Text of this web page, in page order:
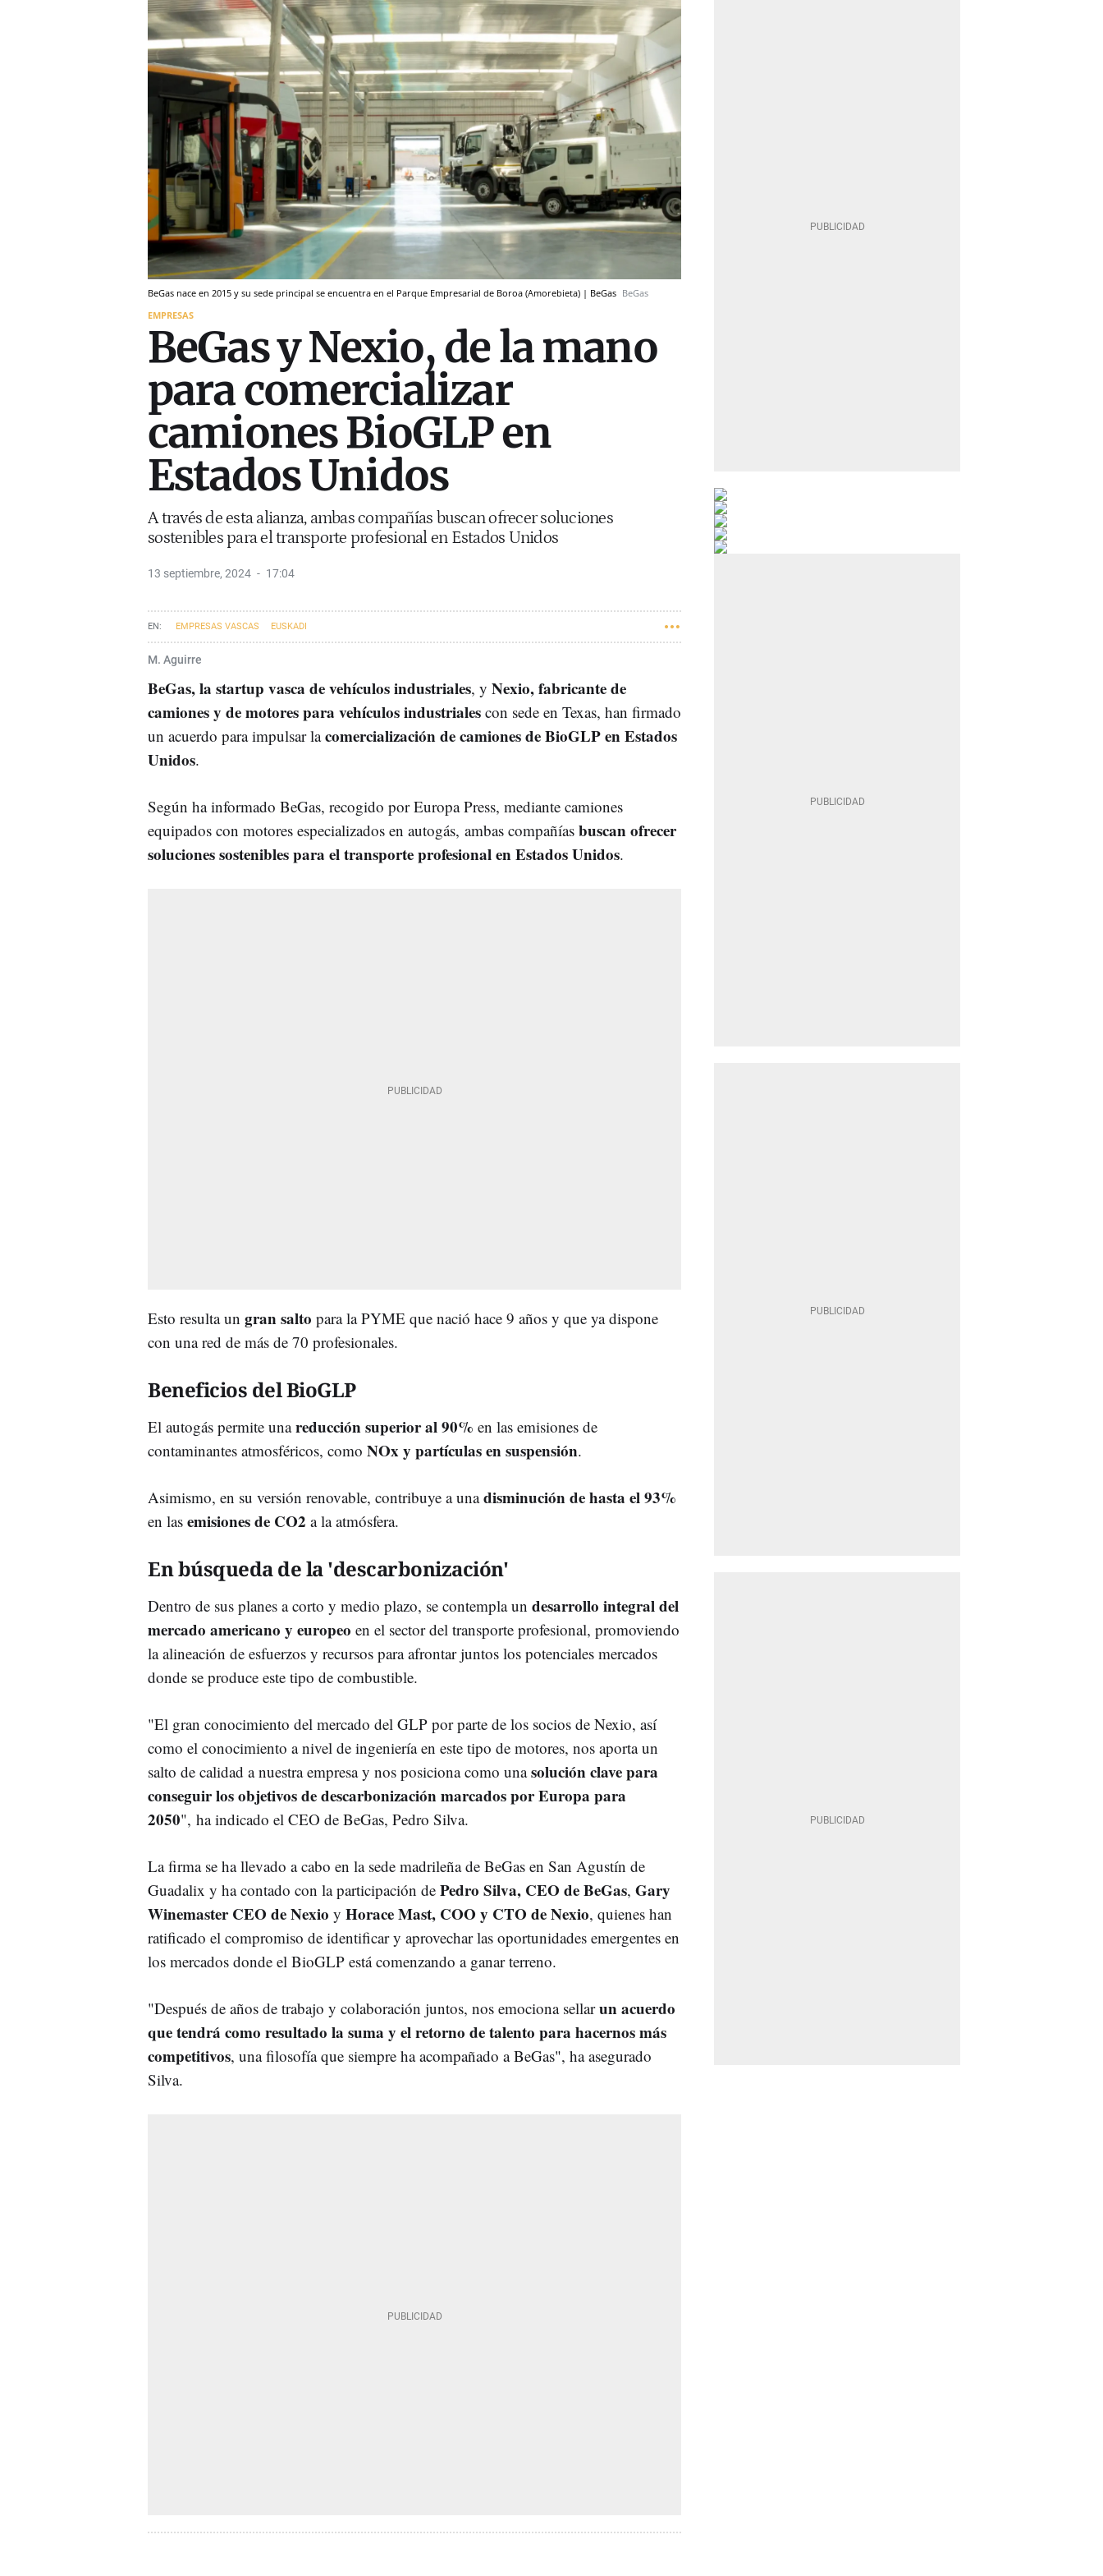
BeGas nace en 2015 y su sede principal se encuentra en el Parque Empresarial de Boroa (Amorebieta) | BeGas BeGas
EMPRESAS
BeGas y Nexio, de la mano
para comercializar
camiones BioGLP en
Estados Unidos
A través de esta alianza, ambas compañías buscan ofrecer soluciones
sostenibles para el transporte profesional en Estados Unidos
13 septiembre, 2024 17:04
EMPRESAS VASCAS EUSKADI
M. Aguirre
BeGas, la startup vasca de vehículos industriales, y Nexio, fabricante de
camiones y de motores para vehículos industriales con sede en Texas, han firmado
un acuerdo para impulsar lacomercialización de camiones de BioGLP en Estados
Unidos.
Según ha informado BeGas, recogido por Europa Press, mediante camiones
equipados con motores especializados en autogás, ambas compañías buscan ofrecer
soluciones sostenibles para el transporte profesional en Estados Unidos.
Esto resulta un gran salto para la PYME que nació hace 9 años y que ya dispone
con una red de más de 70 profesionales.
Beneficios del BioGLP
El autogás permite unareducción superior al 90% en las emisiones de
contaminantes atmosféricos, como NOx y partículas en suspensión.
Asimismo, en su versión renovable, contribuye a unadisminución de hasta el 93%
en las emisiones de CO2 a la atmósfera.
En búsqueda de la 'descarbonización'
Dentro de sus planes a corto y medio plazo, se contempla un desarrollo integral del
mercado americano y europeo en el sector del transporte profesional, promoviendo
la alineación de esfuerzos y recursos para afrontar juntos los potenciales mercados
donde se produce este tipo de combustible.
"El gran conocimiento del mercado del GLP por parte de los socios de Nexio, así
como el conocimiento a nivel de ingeniería en este tipo de motores, nos aporta un
salto de calidad a nuestra empresa y nos posiciona como unasolución clave para
conseguir los objetivos de descarbonización marcados por Europa para
2050", ha indicado el CEO de BeGas, Pedro Silva.
La firma se ha llevado a cabo en la sede madrileña de BeGas en San Agustín de
Guadalix y ha contado con la participación de Pedro Silva, CEO de BeGas, Gary
Winemaster CEO de Nexio y Horace Mast, COO y CTO de Nexio, quienes han
ratificado el compromiso de identificar y aprovechar las oportunidades emergentes en
los mercados donde el BioGLP está comenzando a ganar terreno.
"Después de años de trabajo y colaboración juntos, nos emociona sellarun acuerdo
que tendrá como resultado la suma y el retorno de talento para hacernos más
competitivos, una filosofía que siempre ha acompañado a BeGas", ha asegurado
Silva.